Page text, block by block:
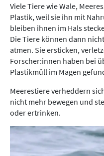
Viele Tiere wie Wale,
Plastik, weil sie ihn mit
bleiben ihnen im Hals
Die Tiere können dann
atmen. Sie ersticken,
Forscher:innen haben bei
Plastikmüll im Magen
Meerestiere verheddern
nicht mehr bewegen und
oder ertrinken.